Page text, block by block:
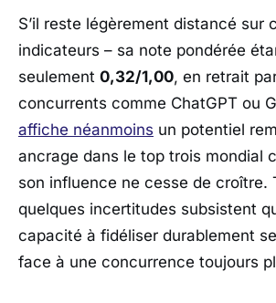
S’il reste légèrement distancé sur
indicateurs – sa note pondérée
seulement 0,32/1,00, en retrait
concurrents comme ChatGPT ou
affiche néanmoins un potentiel
ancrage dans le top trois mondial
son influence ne cesse de croître.
quelques incertitudes subsistent
capacité à fidéliser durablement
face à une concurrence toujours